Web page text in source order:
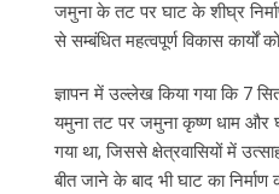
जमुना के तट पर घाट के शीघ्र
से सम्बंधित महत्वपूर्ण विकास कार्यों
ज्ञापन में उल्लेख किया गया कि 7
यमुना तट पर जमुना कृष्ण धाम और
गया था, जिससे क्षेत्रवासियों में
बीत जाने के बाद भी घाट का निर्माण